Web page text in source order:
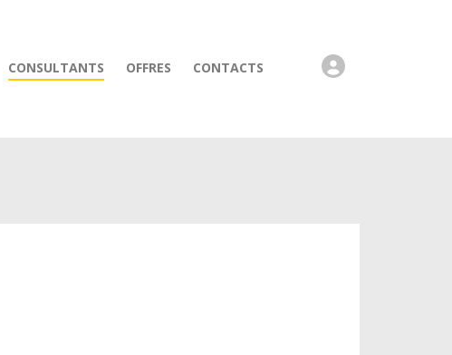
CONSULTANTS OFFRES CONTACTS